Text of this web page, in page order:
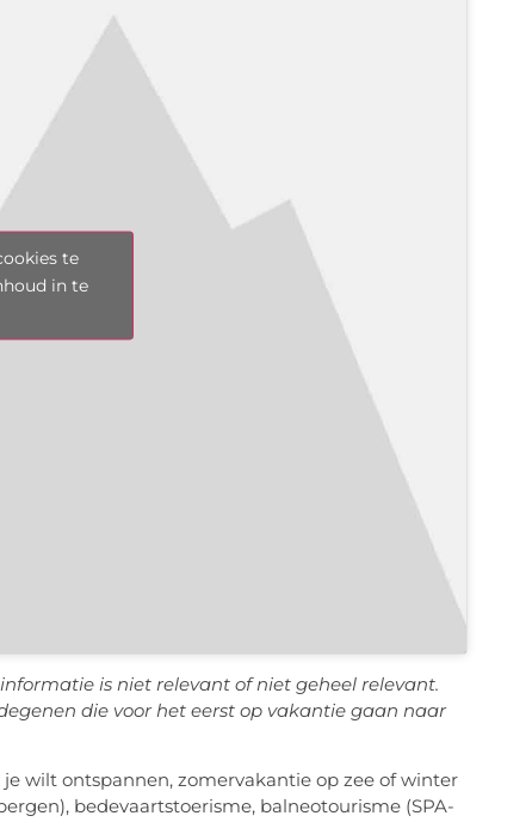
te
in te
is niet relevant of niet geheel relevant.
die voor het eerst op vakantie gaan naar
wilt ontspannen, zomervakantie op zee of winter
bedevaartstoerisme, balneotourisme (SPA-